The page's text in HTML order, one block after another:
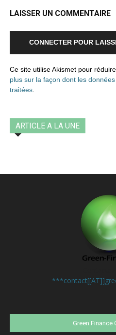
LAISSER UN COMMENTAIRE
CONNECTER POUR
Ce site utilise Akismet pour
plus sur la façon dont les
traitées
ARTICLE A LA UNE
Green Finance